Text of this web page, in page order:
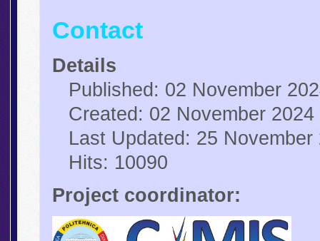
Contact
Details
Published: 02 November
Created: 02 November 2024
Last Updated: 25 November
Hits: 10090
Project coordinator: